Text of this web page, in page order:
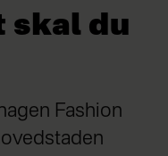
skal du
Fashion